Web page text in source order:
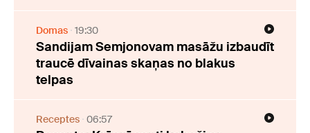
Domas 19:30
Sandijam Semjonovam masāžu izbaudīt
traucē dīvainas skaņas no blakus
telpas
Receptes 06:57